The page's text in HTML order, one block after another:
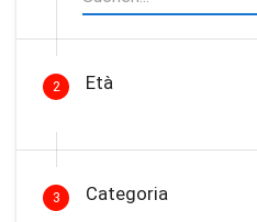
2 Età
3 Categoria